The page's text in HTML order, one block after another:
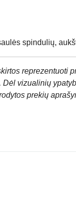
spindulių,
reprezentuoti
vizualinių
prekių